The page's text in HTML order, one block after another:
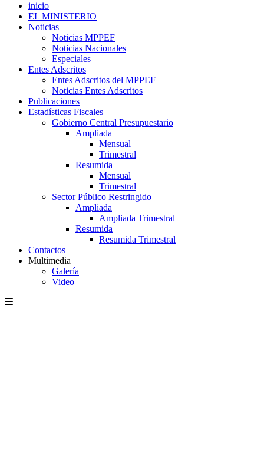
inicio
EL MINISTERIO
Noticias
Noticias MPPEF
Noticias Nacionales
Especiales
Entes Adscritos
Entes Adscritos del MPPEF
Noticias Entes Adscritos
Publicaciones
Estadísticas Fiscales
Gobierno Central Presupuestario
Ampliada
Mensual
Trimestral
Resumida
Mensual
Trimestral
Sector Público Restringido
Ampliada
Ampliada Trimestral
Resumida
Resumida Trimestral
Contactos
Multimedia
Galería
Video